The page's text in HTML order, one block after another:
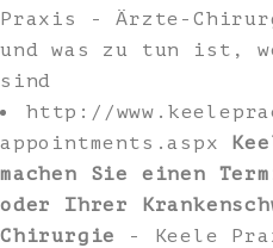
Praxis - Ärzte-
und was zu tun ist,
sind
http://
appointments.aspx
machen Sie einen
oder Ihrer
Chirurgie
- Keele